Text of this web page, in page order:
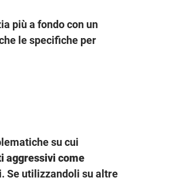
più a fondo con un
le specifiche per
su cui
aggressivi come
Se utilizzandoli su altre